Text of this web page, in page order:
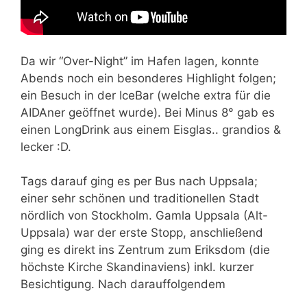
Da wir “Over-Night” im Hafen lagen, konnte
Abends noch ein besonderes Highlight folgen;
ein Besuch in der IceBar (welche extra für die
AIDAner geöffnet wurde). Bei Minus 8° gab es
einen LongDrink aus einem Eisglas.. grandios &
lecker :D.
Tags darauf ging es per Bus nach Uppsala;
einer sehr schönen und traditionellen Stadt
nördlich von Stockholm. Gamla Uppsala (Alt-
Uppsala) war der erste Stopp, anschließend
ging es direkt ins Zentrum zum Eriksdom (die
höchste Kirche Skandinaviens) inkl. kurzer
Besichtigung. Nach darauffolgendem